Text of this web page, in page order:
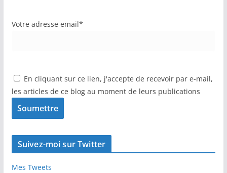
Votre adresse email*
En cliquant sur ce lien, j'accepte de recevoir par e-mail,
les articles de ce blog au moment de leurs publications
Suivez-moi sur Twitter
Mes Tweets